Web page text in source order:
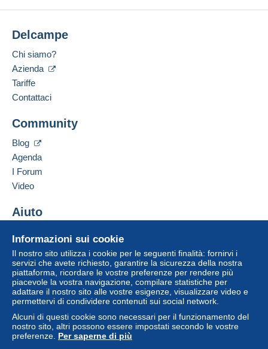
Informazioni sui cookie
Il nostro sito utilizza i cookie per le seguenti finalità: fornirvi i
servizi che avete richiesto, garantire la sicurezza della nostra
piattaforma, ricordare le vostre preferenze per rendere più
piacevole la vostra navigazione, compilare statistiche per
adattare il nostro sito alle vostre esigenze, visualizzare video e
permettervi di condividere contenuti sui social network.
Alcuni di questi cookie sono necessari per il funzionamento del
nostro sito, altri possono essere impostati secondo le vostre
preferenze. Per saperne di più
Delcampe
Chi siamo?
Azienda
Tariffe
Contattaci
Community
Blog
Agenda
I Forum
Video
Aiuto
Acquistare su Delcampe
Vendere su Delcampe
Un sito sicuro